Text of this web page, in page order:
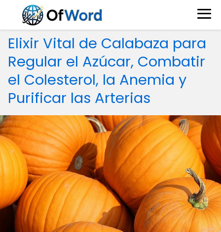
Elixir Vital de Calabaza para
Regular el Azúcar, Combatir
el Colesterol, la Anemia y
Purificar las Arterias